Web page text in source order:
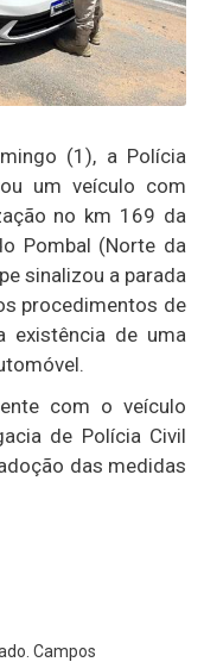
(1), a Polícia
um veículo com
no km 169 da
Pombal (Norte da
sinalizou a parada
procedimentos de
existência de uma
com o veículo
de Polícia Civil
das medidas
Campos